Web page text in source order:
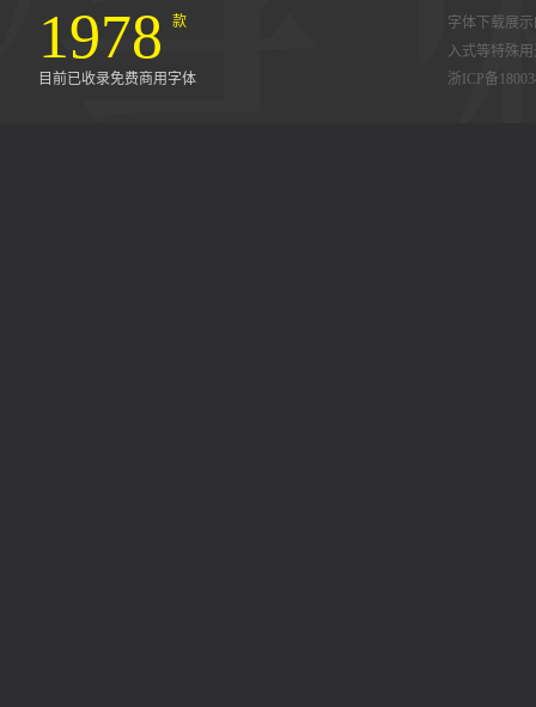
1978 款
目前已收录免费商用字体
字体下载展
入式等特殊
浙ICP备